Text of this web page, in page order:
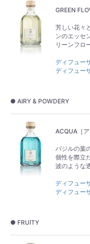
GREEN
芳しい花々
ンのエッセ
リーンフロ
ディフュー
ディフュー
● AIRY & POWDERY
ACQUA［ア
バジルの葉
個性を際立
波のような
ディフュー
ディフュー
● FRUITY